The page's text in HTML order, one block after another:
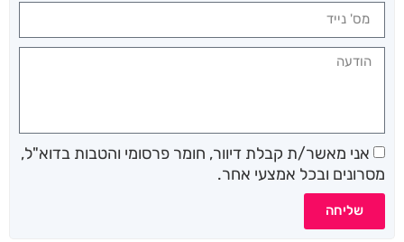
אני מאשר/ת קבלת דיוור, חומר פרסומי והטבות בדוא"ל,
מסרונים ובכל אמצעי אחר.
שליחה